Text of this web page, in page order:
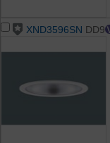
XND3596SN DD9